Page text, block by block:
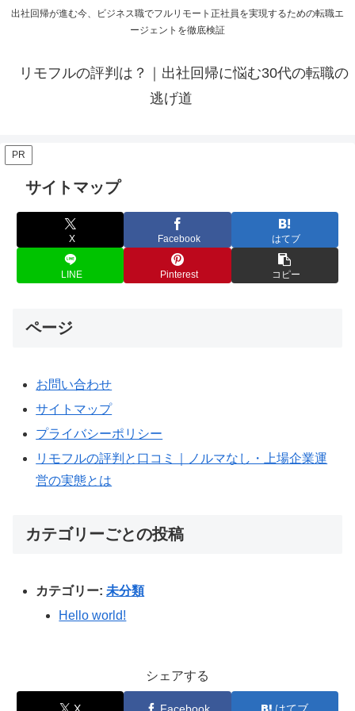
出社回帰が進む今、ビジネス職でフルリモート正社員を実現するための転職エ
ージェントを徹底検証
リモフルの評判は？｜出社回帰に悩む30代の転職の
逃げ道
PR
サイトマップ
X Facebook はてブ
LINE Pinterest コピー
ページ
お問い合わせ
サイトマップ
プライバシーポリシー
リモフルの評判と口コミ｜ノルマなし・上場企業運
営の実態とは
カテゴリーごとの投稿
カテゴリー:未分類
Hello world!
シェアする
X Facebook はてブ